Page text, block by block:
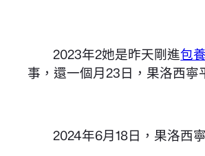
2023年2她是昨天剛進包
事，還一個月23日，果洛西寧
2024年6月18日，果洛西